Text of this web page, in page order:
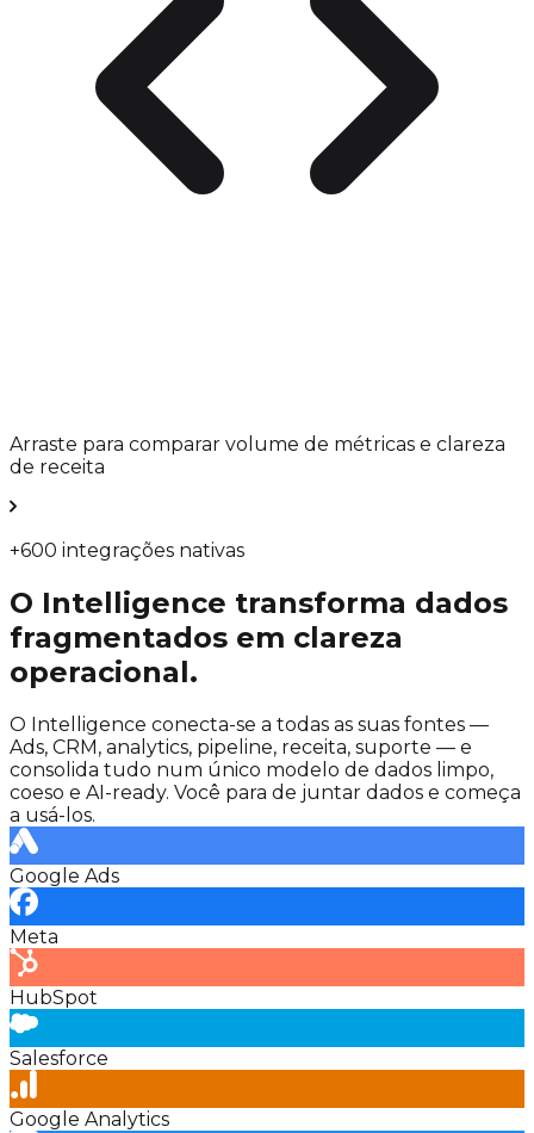
Arraste para comparar volume de métricas e clareza
de receita
+600 integrações nativas
O Intelligence transforma dados
fragmentados em clareza
operacional.
O Intelligence conecta-se a todas as suas fontes —
Ads, CRM, analytics, pipeline, receita, suporte — e
consolida tudo num único modelo de dados limpo,
coeso e AI-ready. Você para de juntar dados e começa
a usá-los.
Google Ads
Meta
HubSpot
Salesforce
Google Analytics